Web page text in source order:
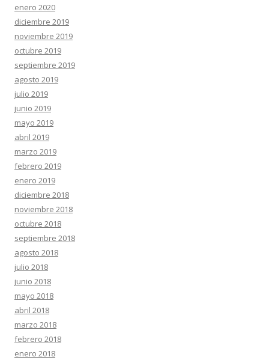
enero 2020
diciembre 2019
noviembre 2019
octubre 2019
septiembre 2019
agosto 2019
julio 2019
junio 2019
mayo 2019
abril 2019
marzo 2019
febrero 2019
enero 2019
diciembre 2018
noviembre 2018
octubre 2018
septiembre 2018
agosto 2018
julio 2018
junio 2018
mayo 2018
abril 2018
marzo 2018
febrero 2018
enero 2018